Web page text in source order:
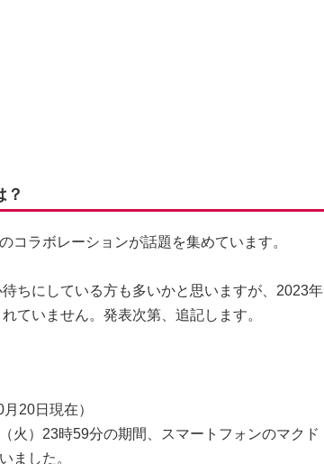
？
コラボレーションが話題を集めています。
ちにしている方も多いかと思いますが、2023年
ていません。発表次第、追記します。
20日現在）
火）23時59分の期間、スマートフォンのマクド
ました。